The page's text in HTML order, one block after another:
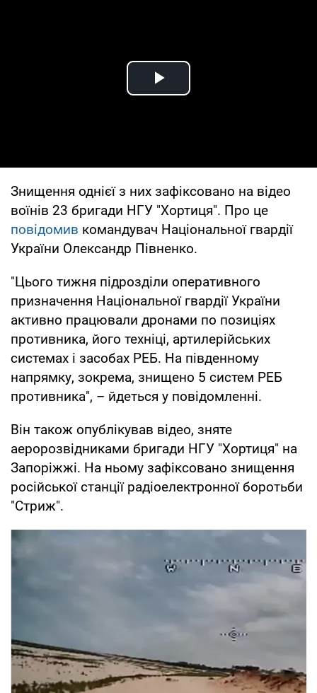
Play Video
Знищення однієї з них зафіксовано на відео
воїнів 23 бригади НГУ "Хортиця". Про це
повідомив командувач Національної гвардії
України Олександр Півненко.
"Цього тижня підрозділи оперативного
призначення Національної гвардії України
активно працювали дронами по позиціях
противника, його техніці, артилерійських
системах і засобах РЕБ. На південному
напрямку, зокрема, знищено 5 систем РЕБ
противника", – йдеться у повідомленні.
Він також опублікував відео, зняте
аеророзвідниками бригади НГУ "Хортиця" на
Запоріжжі. На ньому зафіксовано знищення
російської станції радіоелектронної боротьби
"Стриж".